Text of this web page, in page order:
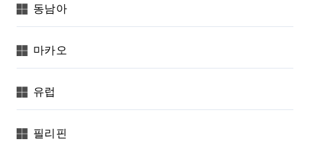
동남아
마카오
유럽
필리핀